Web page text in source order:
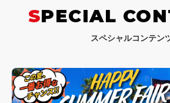
SPECIAL
スペシャルコンテン